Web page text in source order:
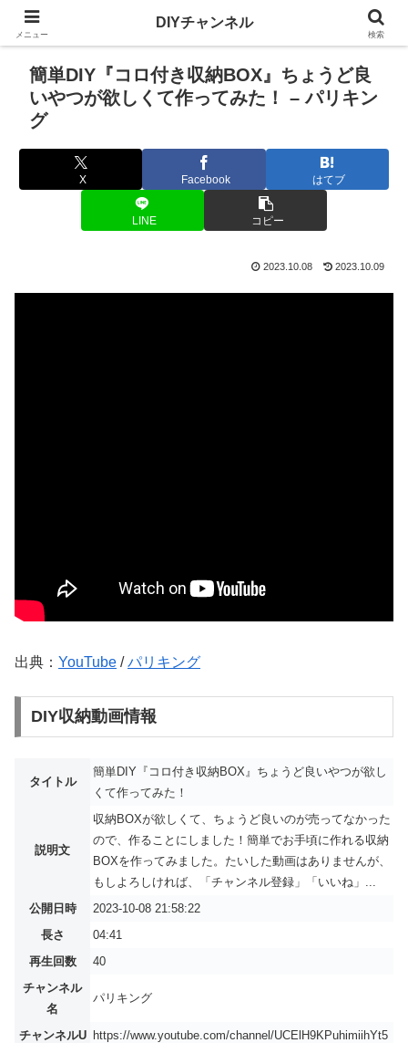
簡単DIY『コロ付き収納BOX』ちょうど良
いやつが欲しくて作ってみた！ – パリキン
グ
X Facebook はてブ
LINE コピー
2023.10.08 2023.10.09
出典： YouTube /パリキング
DIY収納動画情報
タイトル
簡単DIY『コロ付き収納BOX』ちょうど良いやつが欲し
くて作ってみた！
説明文
収納BOXが欲しくて、ちょうど良いのが売ってなかった
ので、作ることにしました！簡単でお手頃に作れる収納
BOXを作ってみました。たいした動画はありませんが、
もしよろしければ、「チャンネル登録」「いいね」...
公開日時
2023-10-08 21:58:22
長さ
04:41
再生回数
40
チャンネル
名
パリキング
チャンネルU
https://www.youtube.com/channel/UCElH9KPuhimiihYt5
メニュー
DIYチャンネル
検索